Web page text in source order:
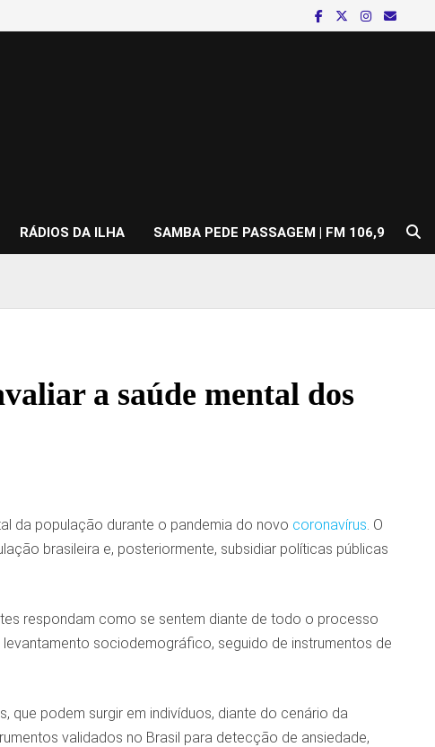
RÁDIOS DA ILHA SAMBA PEDE PASSAGEM | FM 106,9
a saúde mental dos
da população durante o pandemia do novo coronavírus. O
brasileira e, posteriormente, subsidiar políticas públicas
respondam como se sentem diante de todo o processo
sociodemográfico, seguido de instrumentos de
que podem surgir em indivíduos, diante do cenário da
validados no Brasil para detecção de ansiedade,